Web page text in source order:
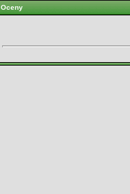
Oceny